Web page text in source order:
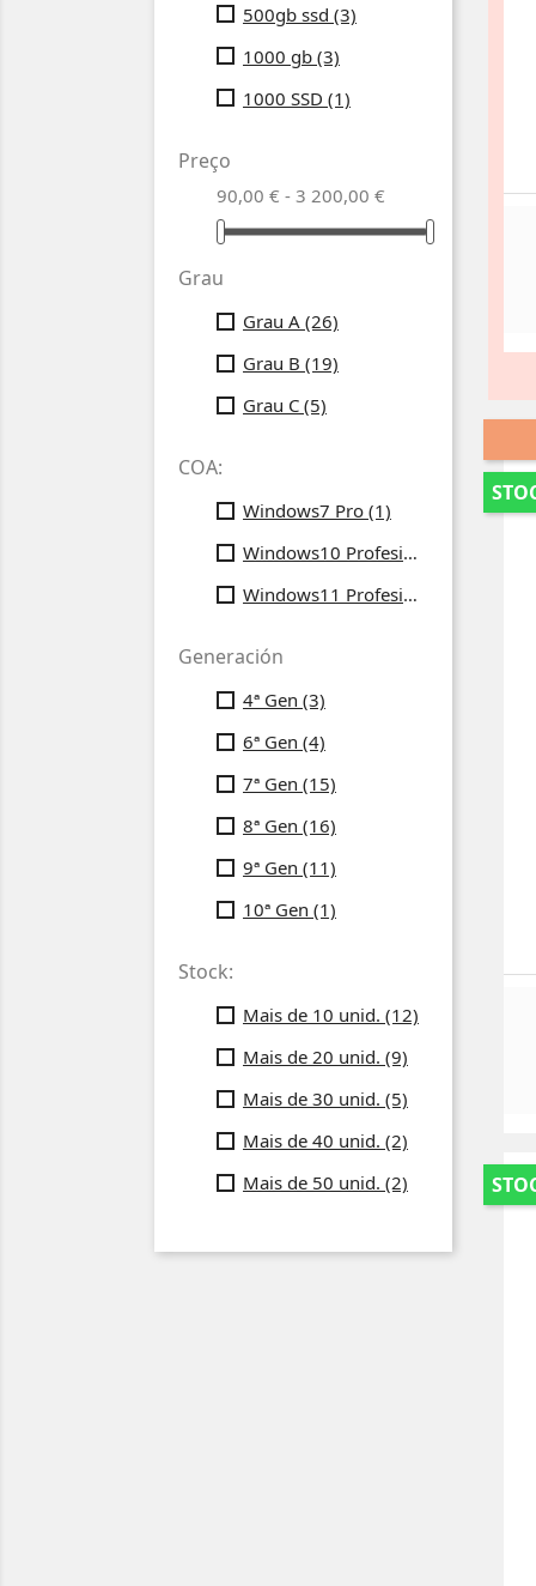
500gb ssd (3)
1000 gb (3)
1000 SSD (1)
Preço
90,00 € - 3 200,00 €
Grau
Grau A (26)
Grau B (19)
Grau C (5)
COA:
Windows7 Pro (1)
Windows10 Profesional
Windows11 Profesional
Generación
4ª Gen (3)
6ª Gen (4)
7ª Gen (15)
8ª Gen (16)
9ª Gen (11)
10ª Gen (1)
Stock:
Mais de 10 unid. (12)
Mais de 20 unid. (9)
Mais de 30 unid. (5)
Mais de 40 unid. (2)
Mais de 50 unid. (2)